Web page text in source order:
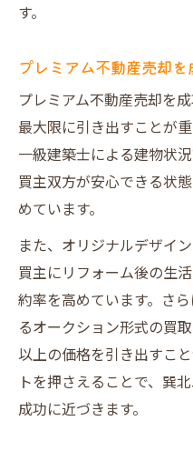
直接買取とオー
高値売却を叶えるコ
高値売却を目指
巽北エリアの不
成功事例から学
大阪市の不動
納得の売却体験を目
売主が語るプレ
だんらん住宅の
安心できる売却
プレミアム不動
す。
プレミアム不動産売却
プレミアム不動産売却を
最大限に引き出すことが
一級建築士による建物状
買主双方が安心できる状
めています。
また、オリジナルデザイ
買主にリフォーム後の生
約率を高めています。さ
るオークション形式の買
以上の価格を引き出すこ
トを押さえることで、巽
成功に近づきます。